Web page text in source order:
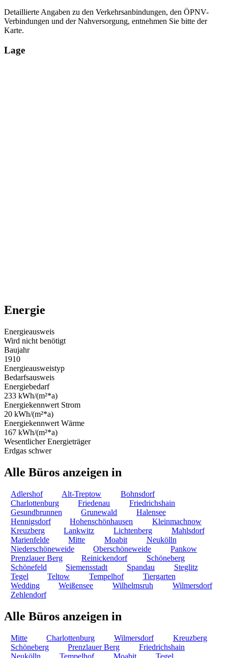
Detaillierte Angaben zu den Verkehrsanbindungen, den ÖPNV-
Verbindungen und der Nahversorgung, entnehmen Sie bitte der
Karte.
Lage
Energie
Energieausweis
Wird nicht benötigt
Baujahr
1910
Energieausweistyp
Bedarfsausweis
Energiebedarf
233 kWh/(m²*a)
Energiekennwert Strom
20 kWh/(m²*a)
Energiekennwert Wärme
167 kWh/(m²*a)
Wesentlicher Energieträger
Erdgas schwer
Alle Büros anzeigen in
Adlershof Alt-Treptow
Bohnsdorf
Charlottenburg
Friedenau
Friedrichshain
Gesundbrunnen
Grunewald
Halensee
Hennigsdorf
Hohenschönhausen
Kleinmachnow
Kreuzberg
Lankwitz Lichtenberg
Mahlsdorf
Marienfelde
Mitte Moabit
Neukölln
Niederschöneweide
Oberschöneweide
Pankow
Prenzlauer Berg
Reinickendorf
Schöneberg
Schönefeld
Siemensstadt Spandau
Steglitz
Tegel
Teltow Tempelhof
Tiergarten
Wedding
Weißensee Wilhelmsruh
Wilmersdorf
Zehlendorf
Alle Büros anzeigen in
Mitte Charlottenburg Wilmersdorf
Kreuzberg
Schöneberg
Prenzlauer Berg
Friedrichshain
Neukölln
Tempelhof Moabit Tegel